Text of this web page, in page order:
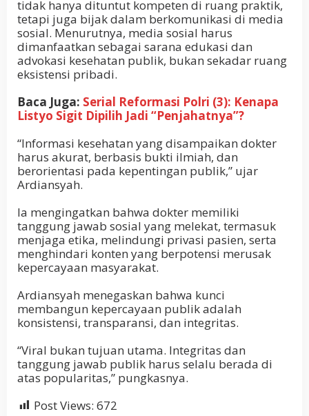
tidak hanya dituntut kompeten di ruang praktik,
tetapi juga bijak dalam berkomunikasi di media
sosial. Menurutnya, media sosial harus
dimanfaatkan sebagai sarana edukasi dan
advokasi kesehatan publik, bukan sekadar ruang
eksistensi pribadi.
Baca Juga: Serial Reformasi Polri (3): Kenapa
Listyo Sigit Dipilih Jadi “Penjahatnya”?
“Informasi kesehatan yang disampaikan dokter
harus akurat, berbasis bukti ilmiah, dan
berorientasi pada kepentingan publik,” ujar
Ardiansyah.
Ia mengingatkan bahwa dokter memiliki
tanggung jawab sosial yang melekat, termasuk
menjaga etika, melindungi privasi pasien, serta
menghindari konten yang berpotensi merusak
kepercayaan masyarakat.
Ardiansyah menegaskan bahwa kunci
membangun kepercayaan publik adalah
konsistensi, transparansi, dan integritas.
“Viral bukan tujuan utama. Integritas dan
tanggung jawab publik harus selalu berada di
atas popularitas,” pungkasnya.
Post Views: 672